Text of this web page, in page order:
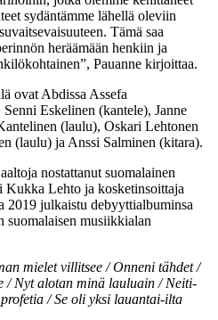
sydäntämme lähellä oleviin
Tämä saa
heräämään henkiin ja
Pauanne kirjoittaa.
ovat Abdissa Assefa
Eskelinen (kantele), Janne
(laulu), Oskari Lehtonen
(laulu) ja Anssi Salminen (kitara).
nostattanut suomalainen
Lehto ja kosketinsoittaja
2019 julkaistu debyyttialbuminsa
musiikkialan
mielet villitsee / Onneni tähdet /
/ Nyt alotan minä lauluain / Neiti-
/ Se oli yksi lauantai-ilta